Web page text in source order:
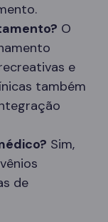
O
e
também
Sim,
de